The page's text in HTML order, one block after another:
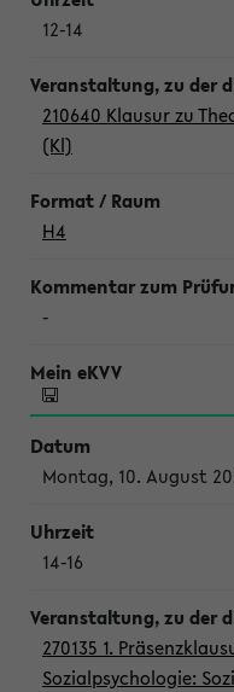
12-14
210640 Klausur zu
(Kl)
H4
-
Montag, 10. August
14-16
270135 1.
Sozialpsychologie: